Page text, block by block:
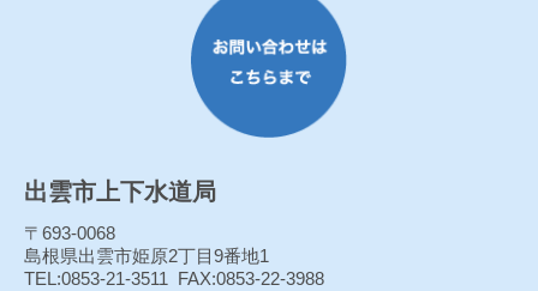
出雲市上下水道局
〒693-0068
島根県出雲市姫原2丁目9番地1
TEL:0853-21-3511
FAX:0853-22-3988